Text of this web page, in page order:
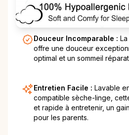
Douceur Incomparable :
offre une douceur
optimal et un sommeil
Entretien Facile : Lavable
compatible sèche-linge,
et rapide à entretenir, un
pour les parents.